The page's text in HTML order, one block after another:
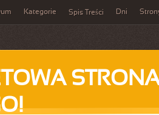
Kategorie Spis Treści Dni